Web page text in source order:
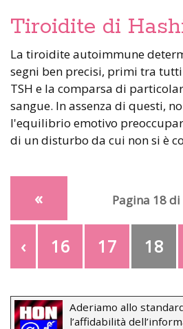
Tiroidite di
La tiroidite autoimmune
segni ben precisi, primi tra
TSH e la comparsa di
sangue. In assenza di questi,
l'equilibrio emotivo
di un disturbo da cui non si è
Pagina 18 di
«
‹ 16 17 18
Aderiamo allo
l’affidabilità